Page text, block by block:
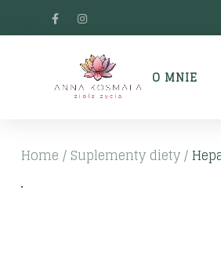
O MNIE
Home / Suplementy diety/